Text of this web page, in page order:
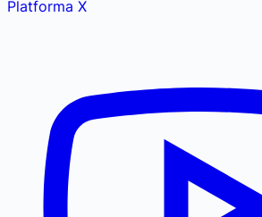
Platforma X